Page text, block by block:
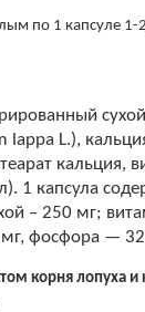
по 1 капсуле 1-
lappa L.),
кальция,
1 капсула
– 250 мг;
фосфора —
корня лопуха и